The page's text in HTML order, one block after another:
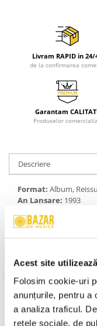
Acest site
Folosim cookie-uri
anunțurile, pentru a
a analiza traficul.
rețele sociale, de
Livram RAPID in 24/
de la confirmarea
Garantam
Produselor
Descriere
Format: Album,
An Lansare: 1993
Stare Disc:
Review-uri(0)